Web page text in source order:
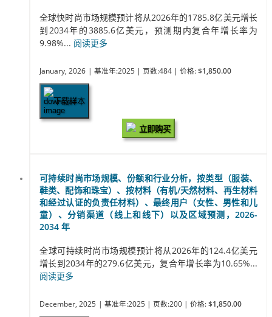
全球快时尚市场规模预计将从2026年的1785.8亿美元增长
到2034年的3885.6亿美元，预测期内复合年增长率为
9.98%... 阅读更多
January, 2026 | 基准年:2025 | 页数:484 | 价格: $1,850.00
下载样本
立即购买
可持续时尚市场规模、份额和行业分析，按类型（服装、
鞋类、配饰和珠宝）、按材料（有机/天然材料、再生材料
和经过认证的负责任材料）、最终用户（女性、男性和儿
童）、分销渠道（线上和线下）以及区域预测，2026-
2034 年
全球可持续时尚市场规模预计将从2026年的124.4亿美元
增长到2034年的279.6亿美元，复合年增长率为10.65%...
阅读更多
December, 2025 | 基准年:2025 | 页数:200 | 价格: $1,850.00